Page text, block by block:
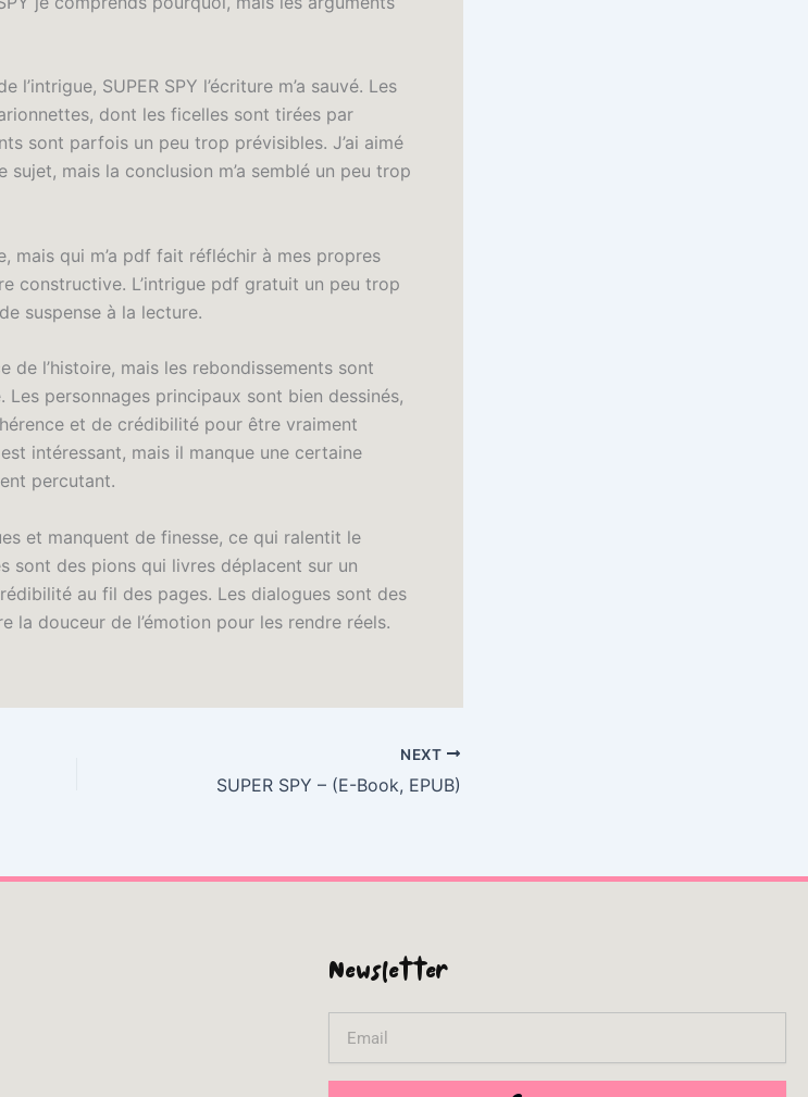
SUPER SPY l’écriture m’a sauvé. Les
dont les ficelles sont tirées par
sont parfois un peu trop prévisibles. J’ai aimé
sujet, mais la conclusion m’a semblé un peu trop
mais qui m’a pdf fait réfléchir à mes propres
constructive. L’intrigue pdf gratuit un peu trop
suspense à la lecture.
de l’histoire, mais les rebondissements sont
personnages principaux sont bien dessinés,
et de crédibilité pour être vraiment
intéressant, mais il manque une certaine
percutant.
et manquent de finesse, ce qui ralentit le
sont des pions qui livres déplacent sur un
au fil des pages. Les dialogues sont des
la douceur de l’émotion pour les rendre réels.
NEXT
SUPER SPY – (E-Book, EPUB)
Newsletter